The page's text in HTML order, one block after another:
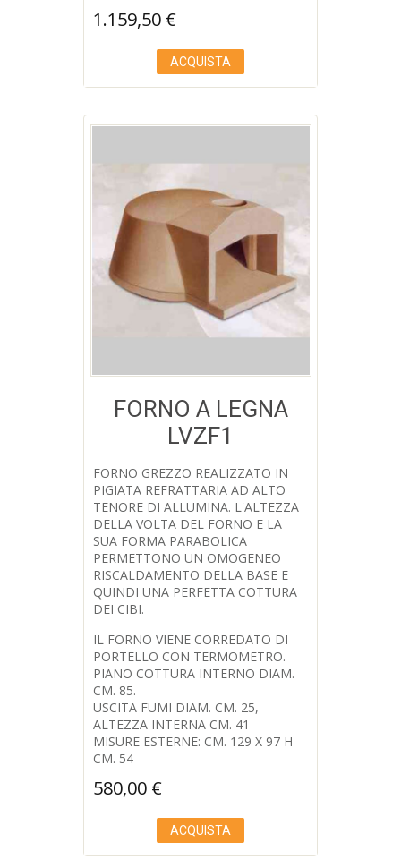
1.159,50 €
ACQUISTA
FORNO A LEGNA
LVZF1
FORNO GREZZO REALIZZATO IN
PIGIATA REFRATTARIA AD ALTO
TENORE DI ALLUMINA. L'ALTEZZA
DELLA VOLTA DEL FORNO E LA
SUA FORMA PARABOLICA
PERMETTONO UN OMOGENEO
RISCALDAMENTO DELLA BASE E
QUINDI UNA PERFETTA COTTURA
DEI CIBI.
IL FORNO VIENE CORREDATO DI
PORTELLO CON TERMOMETRO.
PIANO COTTURA INTERNO DIAM.
CM. 85.
USCITA FUMI DIAM. CM. 25,
ALTEZZA INTERNA CM. 41
MISURE ESTERNE: CM. 129 X 97 H
CM. 54
580,00 €
ACQUISTA